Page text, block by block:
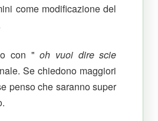
come modificazione del
con "oh vuoi dire scie
Se chiedono maggiori
penso che saranno super